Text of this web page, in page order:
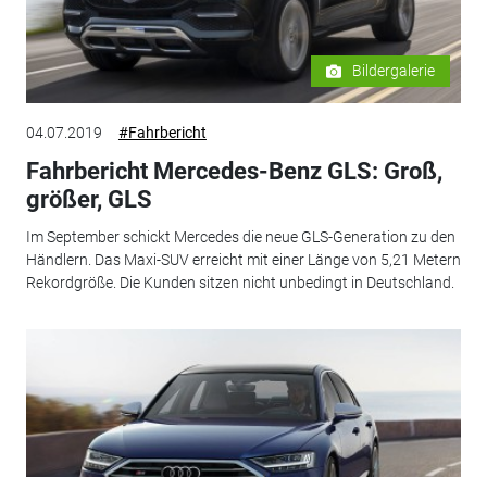
Bildergalerie
04.07.2019 #Fahrbericht
Fahrbericht Mercedes-Benz GLS: Groß,
größer, GLS
Im September schickt Mercedes die neue GLS-Generation zu den
Händlern. Das Maxi-SUV erreicht mit einer Länge von 5,21 Metern
Rekordgröße. Die Kunden sitzen nicht unbedingt in Deutschland.